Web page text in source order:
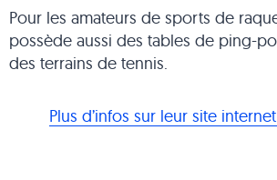
Pour les amateurs de sports de
possède aussi des tables de ping-
des terrains de tennis.
Plus d’infos sur leur site